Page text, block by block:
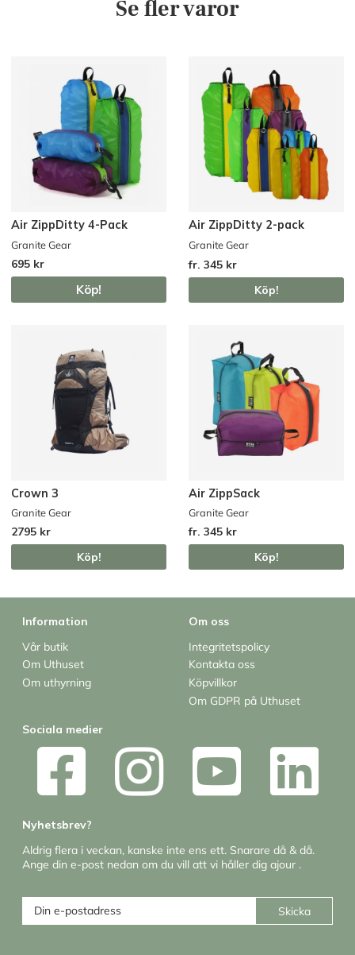
Se fler varor
Air ZippDitty 4-Pack
Granite Gear
695 kr
Köp!
Air ZippDitty 2-pack
Granite Gear
fr. 345 kr
Köp!
Crown 3
Granite Gear
2795 kr
Köp!
Air ZippSack
Granite Gear
fr. 345 kr
Köp!
Information
Vår butik
Om Uthuset
Om uthyrning
Om oss
Integritetspolicy
Kontakta oss
Köpvillkor
Om GDPR på Uthuset
Sociala medier
Nyhetsbrev?
Aldrig flera i veckan, kanske inte ens ett. Snarare då & då.
Ange din e-post nedan om du vill att vi håller dig ajour .
Skicka